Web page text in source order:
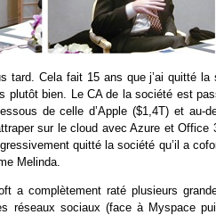
tard. Cela fait 15 ans que j’ai quitté
plutôt bien. Le CA de la société est
de celle d’Apple ($1,4T) et au-
sur le cloud avec Azure et
quitté la société qu’il a
Melinda.
a complètement raté plusieurs
réseaux sociaux (face à Myspace